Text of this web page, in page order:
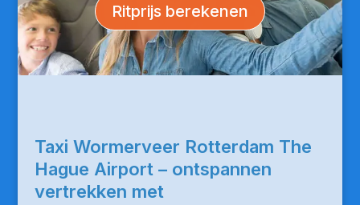
Ritprijs berekenen
Taxi Wormerveer Rotterdam The
Hague Airport – ontspannen
vertrekken met